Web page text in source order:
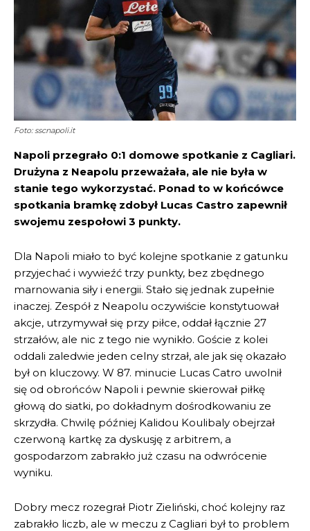
Foto: sscnapoli.it
Napoli przegrało 0:1 domowe spotkanie z Cagliari.
Drużyna z Neapolu przeważała, ale nie była w
stanie tego wykorzystać. Ponad to w końcówce
spotkania bramkę zdobył Lucas Castro zapewnił
swojemu zespołowi 3 punkty.
Dla Napoli miało to być kolejne spotkanie z gatunku
przyjechać i wywieźć trzy punkty, bez zbędnego
marnowania siły i energii. Stało się jednak zupełnie
inaczej. Zespół z Neapolu oczywiście konstytuował
akcje, utrzymywał się przy piłce, oddał łącznie 27
strzałów, ale nic z tego nie wynikło. Goście z kolei
oddali zaledwie jeden celny strzał, ale jak się okazało
był on kluczowy. W 87. minucie Lucas Catro uwolnił
się od obrońców Napoli i pewnie skierował piłkę
głową do siatki, po dokładnym dośrodkowaniu ze
skrzydła. Chwilę później Kalidou Koulibaly obejrzał
czerwoną kartkę za dyskusję z arbitrem, a
gospodarzom zabrakło już czasu na odwrócenie
wyniku.
Dobry mecz rozegrał Piotr Zieliński, choć kolejny raz
zabrakło liczb, ale w meczu z Cagliari był to problem